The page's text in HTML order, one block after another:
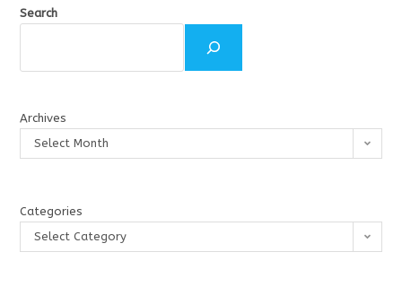
Search
Archives
Select Month
Categories
Select Category